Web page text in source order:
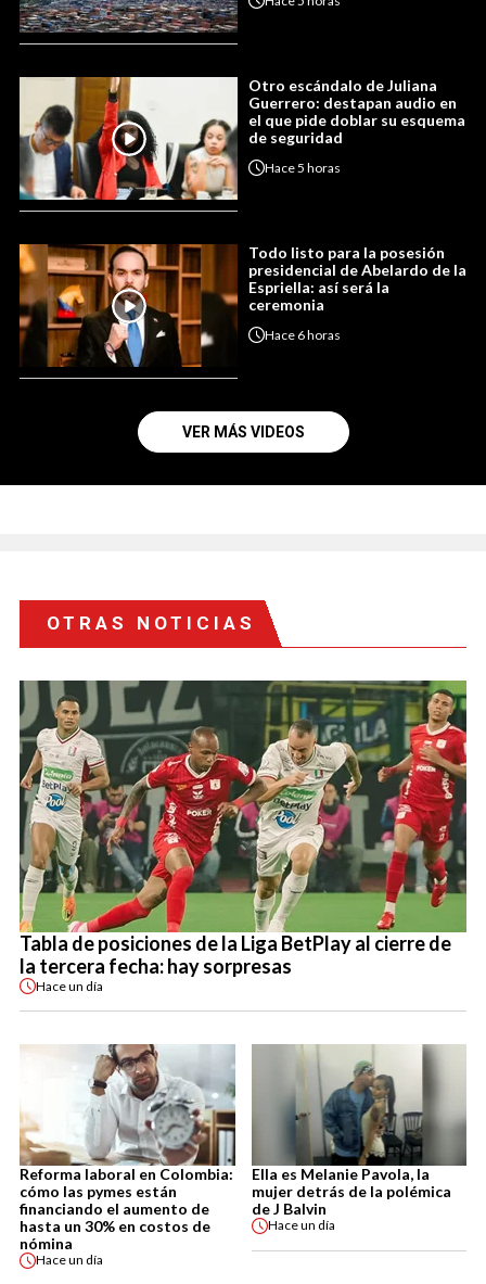
Otro escándalo de Juliana
Guerrero: destapan audio en
el que pide doblar su esquema
de seguridad
Hace5 horas
Todo listo para la posesión
presidencial de Abelardo de la
Espriella: así será la
ceremonia
Hace 6 horas
VER MÁS VIDEOS
OTRAS NOTICIAS
Tabla de posiciones de la Liga BetPlay al cierre de
la tercera fecha: hay sorpresas
Haceun día
Reforma laboral en Colombia:
cómo las pymes están
financiando el aumento de
hasta un 30% en costos de
nómina
Haceun día
Ella es Melanie Pavola, la
mujer detrás de la polémica
de J Balvin
Haceun día